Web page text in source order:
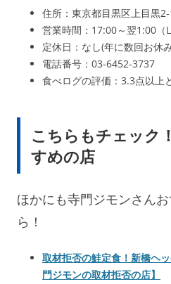
住所：東京都目黒区上目黒
営業時間：17:00～翌1:00（
定休日：なし(年に数回お休
電話番号：03-6452-3737
食べログの評価：3.3点以上
こちらもチェック
すめの店
ほかにも寺門ジモンさん
ら！
取材拒否の鮭定食！新橋ヘ
門ジモンの取材拒否の店】